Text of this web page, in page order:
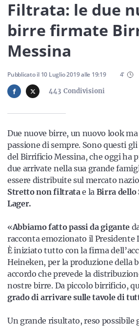
Servizi
Iscriviti
Filtrata: le due
birre firmate
Messina
443 Condivisioni
Pubblicato il 10 Luglio 2019alle 19:19 4'
Due nuove birre, un nuovo look ma
passione di sempre. Sono questi
del Birrificio Messina, che oggi ha
due arrivate nella sua grande
essere distribuite sul mercato
Stretto non filtratae la Birra dello
Lager.
«Abbiamo fatto passi da gigante
racconta emozionato il Presidente
È iniziato tutto con la firma
Heineken, per la produzione della
accordo che prevede la
nostre birre. Da piccolo birrificio,
grado di arrivare sulle tavole di
Un grande risultato, reso possibile